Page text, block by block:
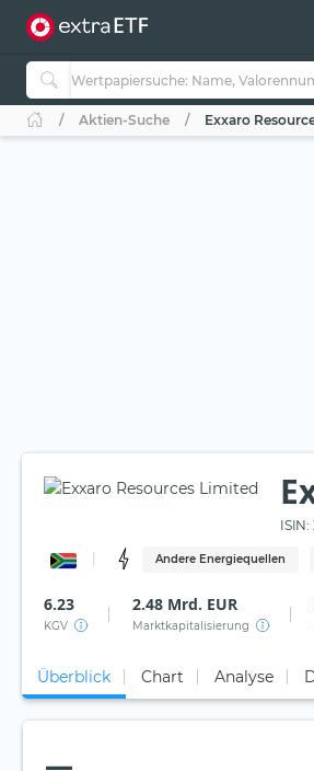
Aktien-Suche Exxaro
ISIN:
Andere Energiequellen
6.23
KGV
2.48 Mrd. EUR
Marktkapitalisierung
Überblick Chart Analyse